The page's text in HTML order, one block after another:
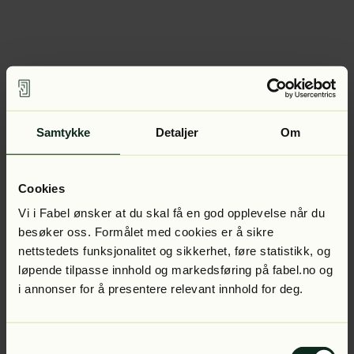
Samtykke Detaljer Om
Cookies
Vi i Fabel ønsker at du skal få en god opplevelse når du
besøker oss. Formålet med cookies er å sikre
nettstedets funksjonalitet og sikkerhet, føre statistikk, og
løpende tilpasse innhold og markedsføring på fabel.no og
i annonser for å presentere relevant innhold for deg.